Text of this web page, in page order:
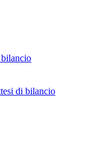
di bilancio